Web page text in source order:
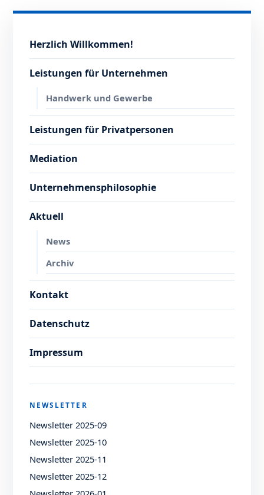
Herzlich Willkommen!
Leistungen für Unternehmen
Handwerk und Gewerbe
Leistungen für Privatpersonen
Mediation
Unternehmensphilosophie
Aktuell
News
Archiv
Kontakt
Datenschutz
Impressum
NEWSLETTER
Newsletter 2025-09
Newsletter 2025-10
Newsletter 2025-11
Newsletter 2025-12